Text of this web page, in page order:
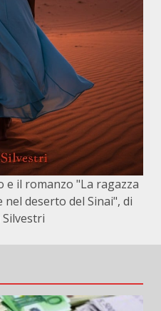
il romanzo "La ragazza
deserto del Sinai", di